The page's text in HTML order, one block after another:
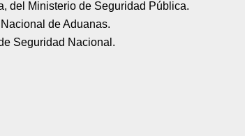
del Ministerio de Seguridad Pública.
de Aduanas.
Seguridad Nacional.